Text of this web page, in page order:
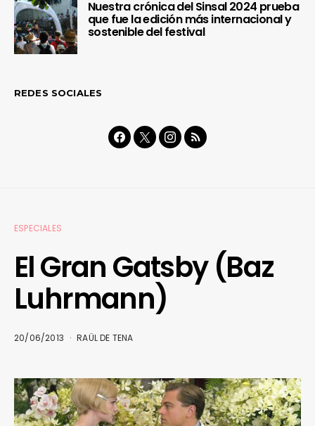
Nuestra crónica del Sinsal 2024 prueba
que fue la edición más internacional y
sostenible del festival
REDES SOCIALES
ESPECIALES
El Gran Gatsby (Baz
Luhrmann)
20/06/2013 RAÜL DE TENA